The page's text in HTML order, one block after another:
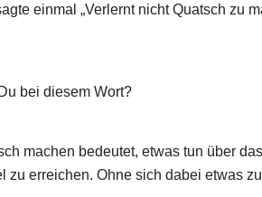
einmal „Verlernt nicht Quatsch zu
bei diesem Wort?
machen bedeutet, etwas tun über
zu erreichen. Ohne sich dabei etwas